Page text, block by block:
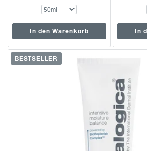
In den Warenkorb In
BESTSELLER